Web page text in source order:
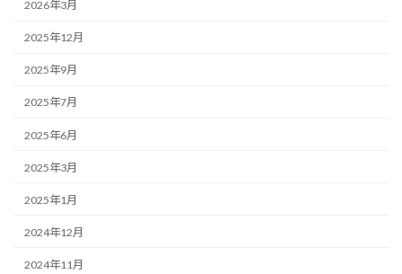
2026年3月
2025年12月
2025年9月
2025年7月
2025年6月
2025年3月
2025年1月
2024年12月
2024年11月